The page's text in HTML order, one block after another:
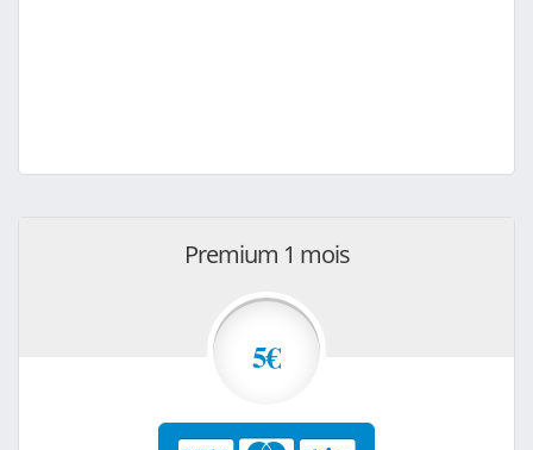
Premium 1 mois
5€